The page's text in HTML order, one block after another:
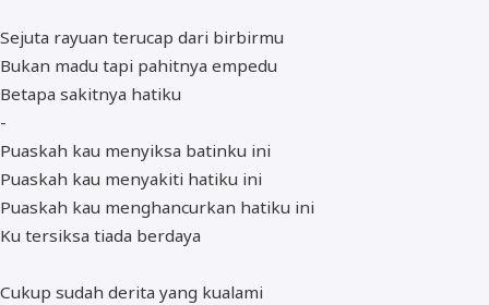
Sejuta rayuan terucap dari birbirmu
Bukan madu tapi pahitnya empedu
Betapa sakitnya hatiku
-
Puaskah kau menyiksa batinku ini
Puaskah kau menyakiti hatiku ini
Puaskah kau menghancurkan hatiku ini
Ku tersiksa tiada berdaya
Cukup sudah derita yang kualami